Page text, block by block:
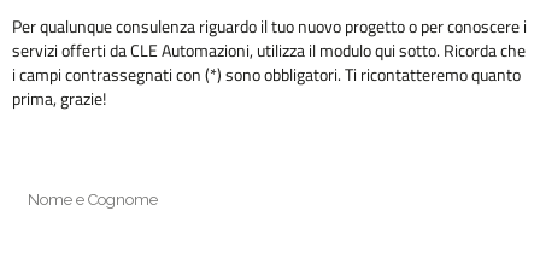
Per qualunque consulenza riguardo il tuo nuovo progetto o per conoscere i
servizi offerti da CLE Automazioni, utilizza il modulo qui sotto. Ricorda che
i campi contrassegnati con (*) sono obbligatori. Ti ricontatteremo quanto
prima, grazie!